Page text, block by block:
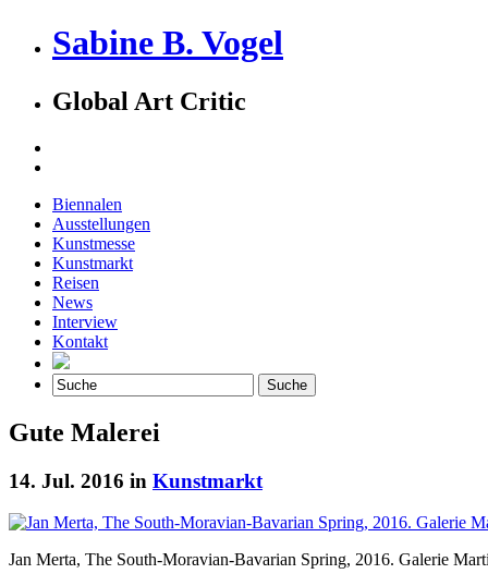
Sabine B. Vogel
Global Art Critic
Biennalen
Ausstellungen
Kunstmesse
Kunstmarkt
Reisen
News
Interview
Kontakt
Gute Malerei
14. Jul. 2016 in Kunstmarkt
Jan Merta, The South-Moravian-Bavarian Spring, 2016. Galerie